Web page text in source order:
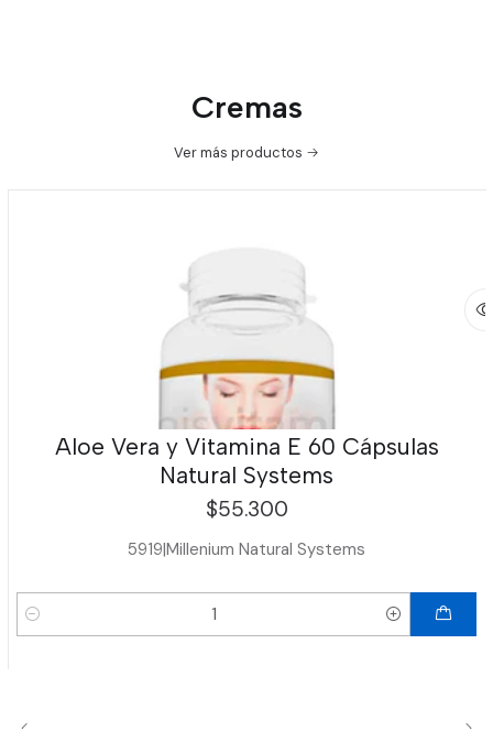
Cremas
Ver más productos
Aloe Vera y Vitamina E 60 Cápsulas
Natural Systems
$55.300
5919|Millenium Natural Systems
Cantidad